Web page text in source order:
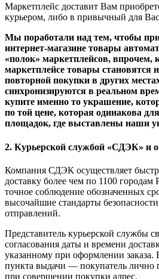
Маркетплейс доставит Вам
курьером, либо в привычный для
Мы поработали над тем, чтобы
интернет-магазине товары
«полок» маркетплейсов, впрочем,
маркетплейсе товары становятся
повторной покупки в других
синхронизируются в реальном
купите именно то украшение,
по той цене, которая одинакова
площадок, где выставлены наши
2. Курьерской службой «СДЭК» и
Компания СДЭК осуществляет
доставку более чем по 1100 городам
точное соблюдение обозначенных
высочайшие стандарты
отправлений.
Представитель курьерской службы
согласования даты и времени
указанному при оформлении заказа.
пункта выдачи — покупатель лично
при совершении покупки адрес.